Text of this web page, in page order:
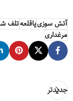
آتش سوزیپاقلعهتلف
مرغداری
جدیدتر